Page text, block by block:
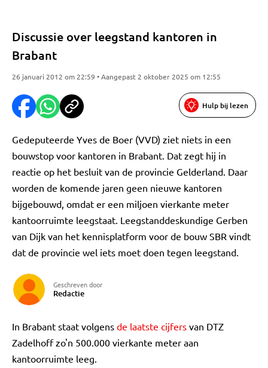
Discussie over leegstand kantoren in
Brabant
26 januari 2012 om 22:59 • Aangepast 2 oktober 2025 om 12:55
Hulp bij lezen
Gedeputeerde Yves de Boer (VVD) ziet niets in een
bouwstop voor kantoren in Brabant. Dat zegt hij in
reactie op het besluit van de provincie Gelderland. Daar
worden de komende jaren geen nieuwe kantoren
bijgebouwd, omdat er een miljoen vierkante meter
kantoorruimte leegstaat. Leegstanddeskundige Gerben
van Dijk van het kennisplatform voor de bouw SBR vindt
dat de provincie wel iets moet doen tegen leegstand.
Geschreven door
Redactie
In Brabant staat volgens de laatste cijfers van DTZ
Zadelhoff zo'n 500.000 vierkante meter aan
kantoorruimte leeg.